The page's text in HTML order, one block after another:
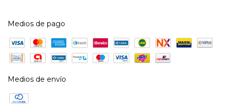
Medios de pago
Medios de envío